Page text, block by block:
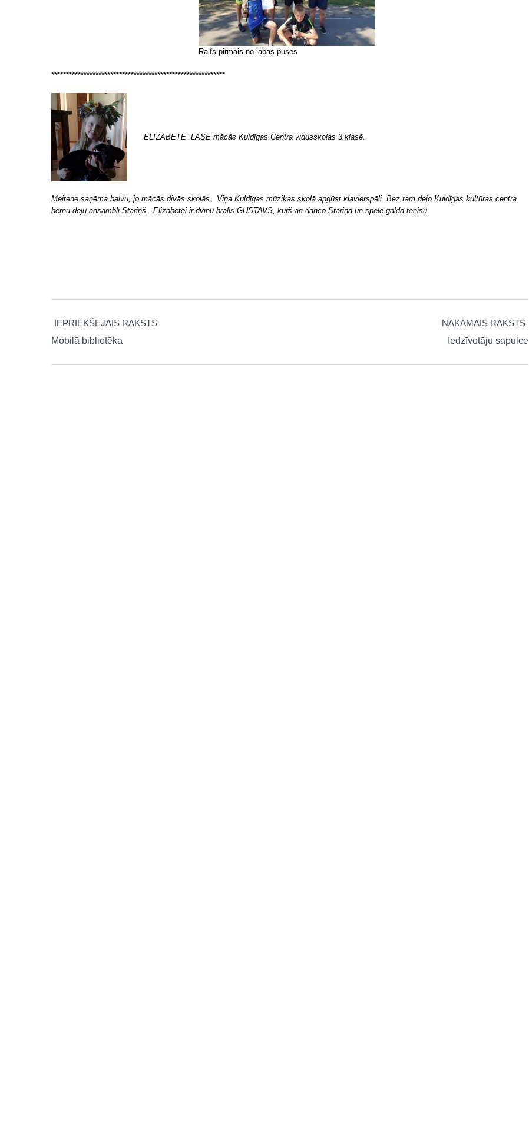
Ralfs pirmais no labās puses
***********************************************************
ELIZABETE LASE mācās Kuldīgas Centra vidusskolas 3.klasē.
Meitene saņēma balvu, jo mācās divās skolās. Viņa Kuldīgas mūzikas skolā apgūst klavierspēli. Bez tam dejo Kuldīgas kultūras centra
bērnu deju ansamblī Stariņš. Elizabetei ir dvīņu brālis GUSTAVS, kurš arī danco Stariņā un spēlē galda tenisu.
IEPRIEKŠĒJAIS RAKSTS
Mobilā bibliotēka
NĀKAMAIS RAKSTS
Iedzīvotāju sapulce